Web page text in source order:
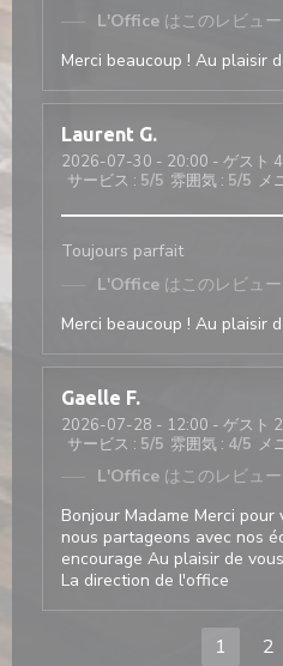
L'Office はこのレビュ
Merci beaucoup ! Au plaisir
Laurent G
2026-07-30 - 20:00 - ゲスト 4
サービス : 5/5 雰囲気 : 5/5 メ
Toujours parfait
L'Office はこのレビュ
Merci beaucoup ! Au plaisir
Gaelle F
2026-07-28 - 12:00 - ゲスト 2
サービス : 5/5 雰囲気 : 4/5 メ
L'Office はこのレビュ
Bonjour Madame Merci
nous partageons avec nos
encourage Au plaisir de
La direction de l'office
1 2